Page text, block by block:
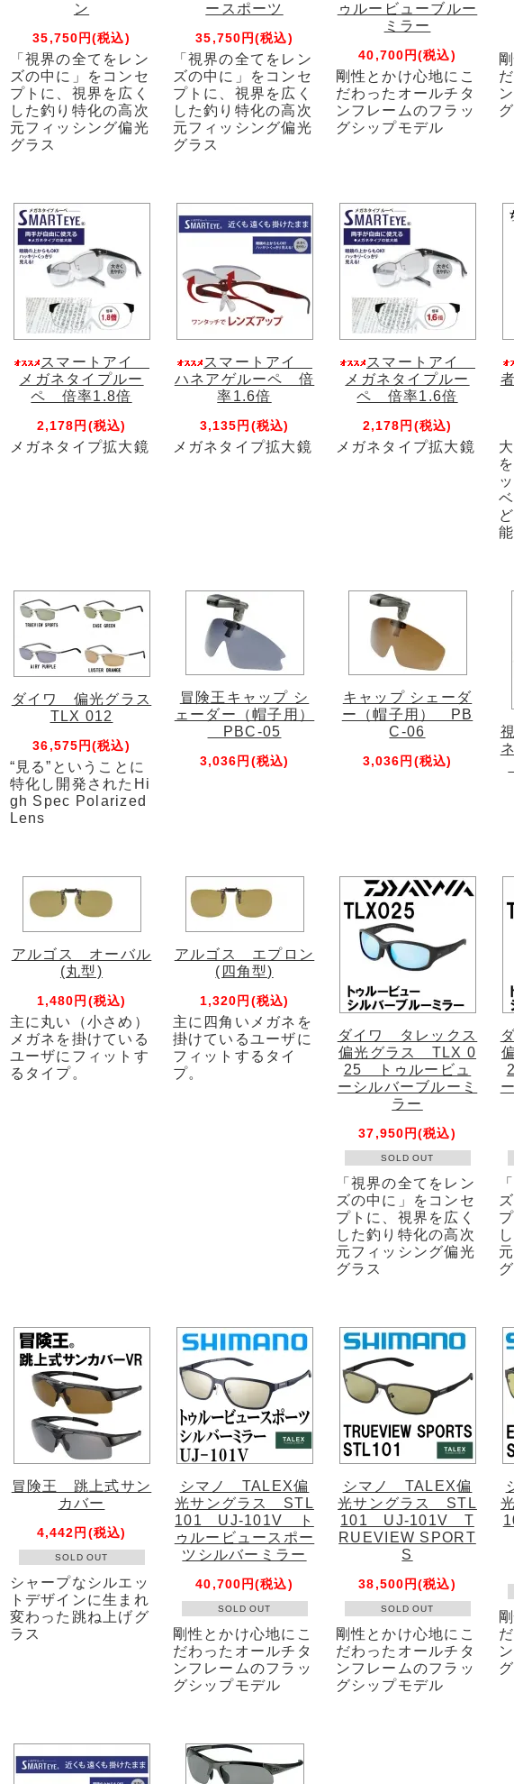
ン
35,750円(税込)
「視界の全てをレン
ズの中に」をコンセ
プトに、視界を広く
した釣り特化の高次
元フィッシング偏光
グラス
ースポーツ
35,750円(税込)
「視界の全てをレン
ズの中に」をコンセ
プトに、視界を広く
した釣り特化の高次
元フィッシング偏光
グラス
ゥルービューブルー
ミラー
40,700円(税込)
剛性とかけ心地にこ
だわったオールチタ
ンフレームのフラッ
グシップモデル
スマートアイ
メガネタイプルー
ペ 倍率1.8倍
2,178円(税込)
メガネタイプ拡大鏡
スマートアイ
ハネアゲルーペ 倍
率1.6倍
3,135円(税込)
メガネタイプ拡大鏡
スマートアイ
メガネタイプルー
ペ 倍率1.6倍
2,178円(税込)
メガネタイプ拡大鏡
ダイワ 偏光グラス
TLX 012
36,575円(税込)
“見る”ということに
特化し開発されたHi
gh Spec Polarized
Lens
冒険王キャップ シ
ェーダー（帽子用）
PBC-05
3,036円(税込)
キャップ シェーダ
ー（帽子用） PB
C-06
3,036円(税込)
アルゴス オーバル
(丸型)
1,480円(税込)
主に丸い（小さめ）
メガネを掛けている
ユーザにフィットす
るタイプ。
アルゴス エプロン
(四角型)
1,320円(税込)
主に四角いメガネを
掛けているユーザに
フィットするタイ
プ。
ダイワ タレックス
偏光グラス TLX 0
25 トゥルービュ
ーシルバーブルーミ
ラー
37,950円(税込)
SOLD OUT
「視界の全てをレン
ズの中に」をコンセ
プトに、視界を広く
した釣り特化の高次
元フィッシング偏光
グラス
冒険王 跳上式サン
カバー
4,442円(税込)
SOLD OUT
シャープなシルエッ
トデザインに生まれ
変わった跳ね上げグ
ラス
シマノ TALEX偏
光サングラス STL
101 UJ-101V ト
ゥルービュースポー
ツシルバーミラー
40,700円(税込)
SOLD OUT
剛性とかけ心地にこ
だわったオールチタ
ンフレームのフラッ
グシップモデル
シマノ TALEX偏
光サングラス STL
101 UJ-101V T
RUEVIEW SPORT
S
38,500円(税込)
SOLD OUT
剛性とかけ心地にこ
だわったオールチタ
ンフレームのフラッ
グシップモデル